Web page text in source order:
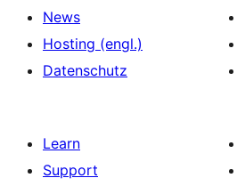
News
Hosting (engl.)
Datenschutz
Learn
Support